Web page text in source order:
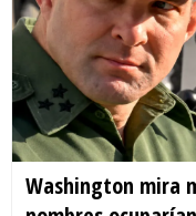
Washington mira